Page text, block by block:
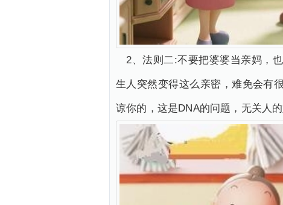
2、法则二:不要把婆婆当亲妈，
生人突然变得这么亲密，难免会有
谅你的，这是DNA的问题，无关人